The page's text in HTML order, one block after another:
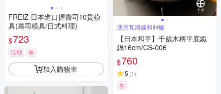
FREIZ 日本進口握壽司10貫模
具(壽司模具/日式料理)
$723
活動 券
加入購物車
適用瓦斯爐和IH爐
【日本和平】千歲木柄平底鐵
鍋16cm/CS-006
$760
5 (1)
券